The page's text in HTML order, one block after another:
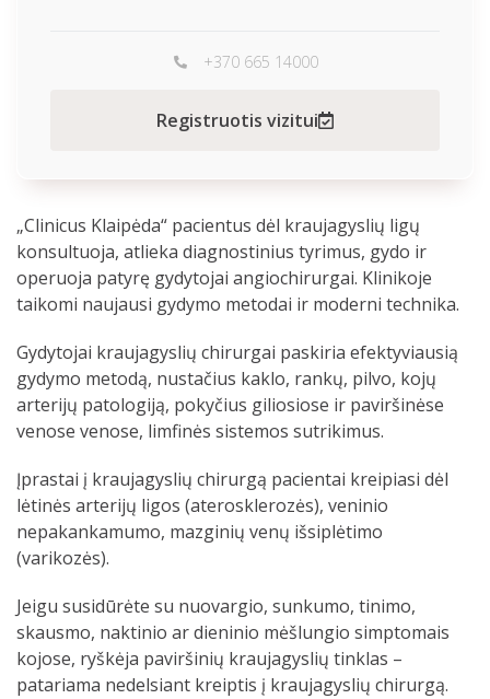
„Clinicus Klaipėda“ pacientus dėl kraujagyslių ligų
konsultuoja, atlieka diagnostinius tyrimus, gydo ir
operuoja patyrę gydytojai angiochirurgai. Klinikoje
taikomi naujausi gydymo metodai ir moderni technika.
Gydytojai kraujagyslių chirurgai paskiria efektyviausią
gydymo metodą, nustačius kaklo, rankų, pilvo, kojų
arterijų patologiją, pokyčius giliosiose ir paviršinėse
venose venose, limfinės sistemos sutrikimus.
Įprastai į kraujagyslių chirurgą pacientai kreipiasi dėl
lėtinės arterijų ligos (aterosklerozės), veninio
nepakankamumo, mazginių venų išsiplėtimo
(varikozės).
Jeigu susidūrėte su nuovargio, sunkumo, tinimo,
skausmo, naktinio ar dieninio mėšlungio simptomais
kojose, ryškėja paviršinių kraujagyslių tinklas –
patariama nedelsiant kreiptis į kraujagyslių chirurgą.
+370 665 14000
Registruotis vizitui